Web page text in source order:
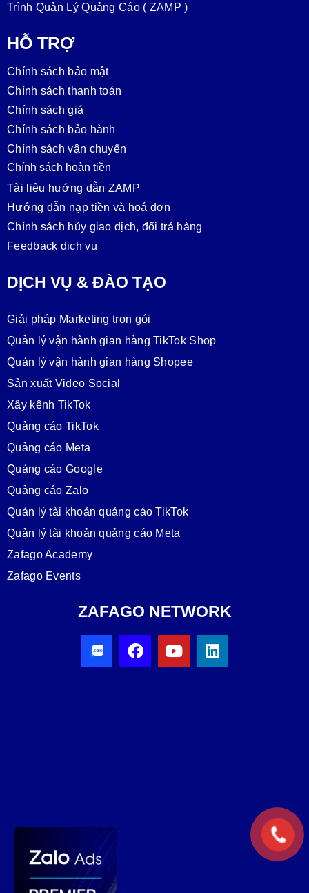
Trình Quản Lý Quảng Cáo ( ZAMP )
HỖ TRỢ
Chính sách bảo mật
Chính sách thanh toán
Chính sách giá
Chính sách bảo hành
Chính sách vận chuyển
Chính sách hoàn tiền
Tài liệu hướng dẫn ZAMP
Hướng dẫn nạp tiền và hoá đơn
Chính sách hủy giao dịch, đổi trả hàng
Feedback dịch vụ
DỊCH VỤ & ĐÀO TẠO
Giải pháp Marketing trọn gói
Quản lý vận hành gian hàng TikTok Shop
Quản lý vận hành gian hàng Shopee
Sản xuất Video Social
Xây kênh TikTok
Quảng cáo TikTok
Quảng cáo Meta
Quảng cáo Google
Quảng cáo Zalo
Quản lý tài khoản quảng cáo TikTok
Quản lý tài khoản quảng cáo Meta
Zafago Academy
Zafago Events
ZAFAGO NETWORK